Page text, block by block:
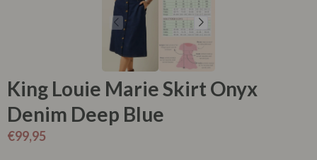
King Louie Marie Skirt Onyx
Denim Deep Blue
€99,95